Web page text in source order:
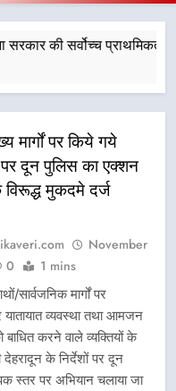
सर्वोच्च प्राथमिकता, आने वाले
मार्गों पर किये गये
दून पुलिस का एक्शन
मुकदमे दर्ज
November
0 1 mins
सार्वजनिक मार्गों पर
व्यवस्था तथा आमजन
करने वाले व्यक्तियों के
देहरादून के निर्देशों पर दून
स्तर पर अभियान चलाया जा